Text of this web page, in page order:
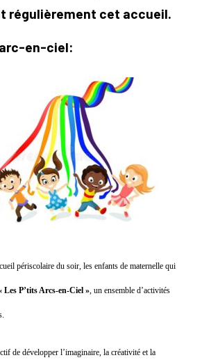
régulièrement cet accueil.
arc-en-ciel:
périscolaire du soir, les enfants de maternelle qui
Les P’tits Arcs-en-Ciel », un ensemble d’activités
de développer l’imaginaire, la créativité et la